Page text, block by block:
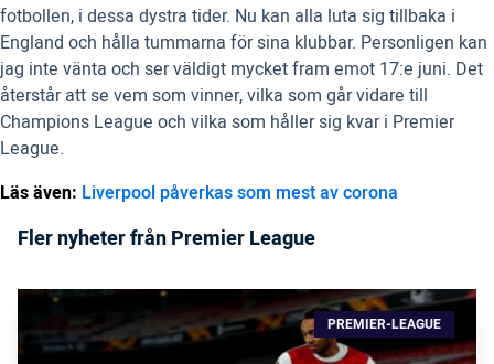
fotbollen, i dessa dystra tider. Nu kan alla luta sig tillbaka i
England och hålla tummarna för sina klubbar. Personligen kan
jag inte vänta och ser väldigt mycket fram emot 17:e juni. Det
återstår att se vem som vinner, vilka som går vidare till
Champions League och vilka som håller sig kvar i Premier
League.
Läs även: Liverpool påverkas som mest av corona
Fler nyheter från Premier League
PREMIER-LEAGUE